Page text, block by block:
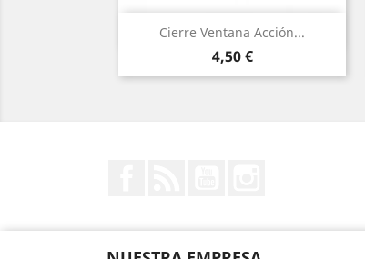
Cierre Ventana Acción...
Precio
4,50 €
Vista rápida